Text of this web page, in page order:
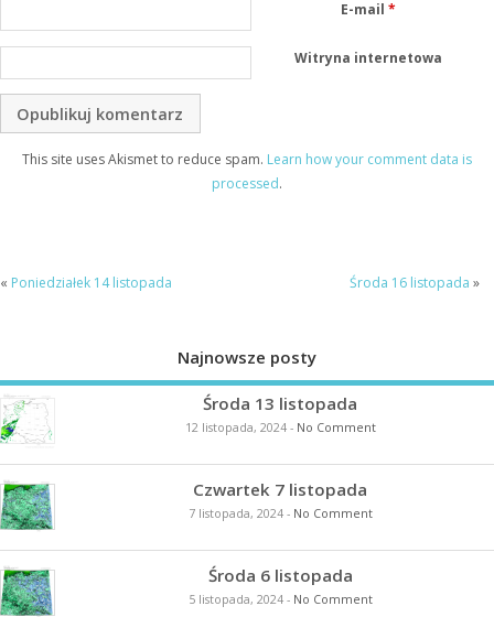
E-mail *
Witryna internetowa
This site uses Akismet to reduce spam. Learn how your comment data is
processed.
« Poniedziałek 14 listopada Środa 16 listopada »
Najnowsze posty
Środa 13 listopada
12 listopada, 2024- No Comment
Czwartek 7 listopada
7 listopada, 2024- No Comment
Środa 6 listopada
5 listopada, 2024- No Comment